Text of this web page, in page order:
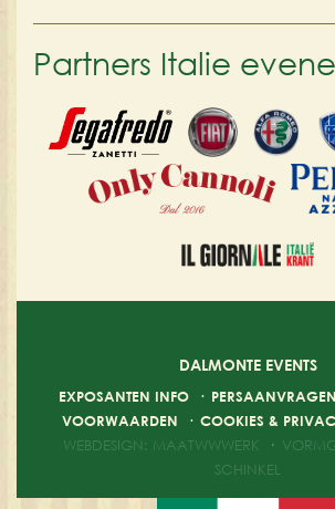
Partners Italie
DALMONTE EVENTS
EXPOSANTEN INFO · PERSAANVRAGEN
VOORWAARDEN · COOKIES &
WEBDESIGN: MAATWWWERK
·
SCHINKEL